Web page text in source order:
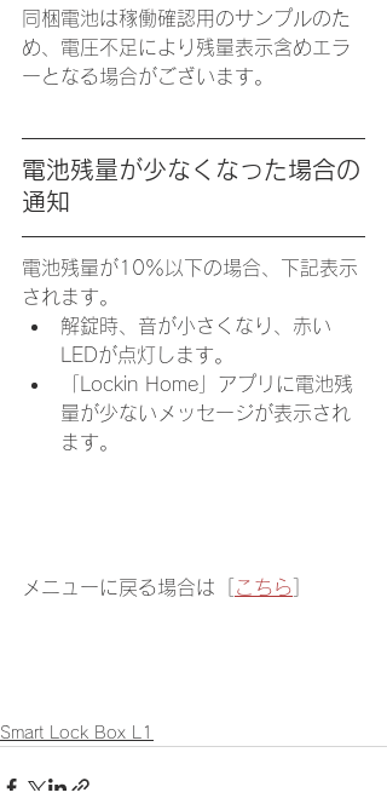
同梱電池は稼働確認用のサンプルのた
め、電圧不足により残量表示含めエラ
ーとなる場合がございます。
電池残量が少なくなった場合の
通知
​電池残量が10％以下の場合、下記表示
されます。
解錠時、音が小さくなり、赤い
LEDが点灯します。
「Lockin Home」アプリに電池残
量が少ないメッセージが表示され
ます。
メニューに戻る場合は［ こちら
Smart Lock Box L1